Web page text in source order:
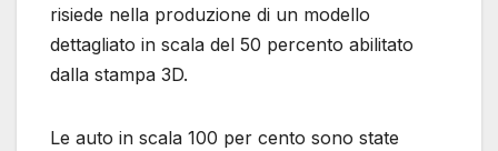
risiede nella produzione di un modello
dettagliato in scala del 50 percento abilitato
dalla stampa 3D.
Le auto in scala 100 per cento sono state